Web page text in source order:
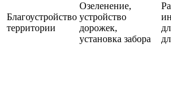
Благоустройство
территории
Озеленение,
устройство
дорожек,
установка забора